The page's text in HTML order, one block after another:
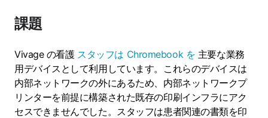
課題
Vivage の看護 スタッフは Chromebook を 主要な業務
用デバイスとして利用しています。これらのデバイスは
内部ネットワークの外にあるため、内部ネットワークプ
リンターを前提に構築された既存の印刷インフラにアク
セスできませんでした。スタッフは患者関連の書類を印